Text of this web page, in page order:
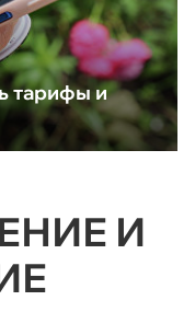
тарифы и
И